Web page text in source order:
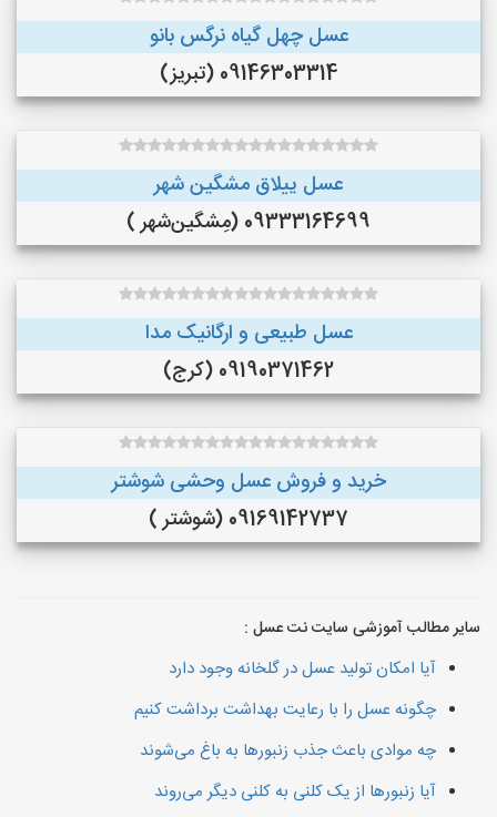
عسل چهل گیاه نرگس بانو
09146303314 (تبریز)
عسل ییلاق مشگین شهر
09333164699 (مِشگین‌شهر )
عسل طبیعی و ارگانیک مدا
09190371462 (کرج)
خرید و فروش عسل وحشی شوشتر
09169142737 (شوشتر )
سایر مطالب آموزشی سایت نت عسل :
آیا امکان تولید عسل در گلخانه وجود دارد
چگونه عسل را با رعایت بهداشت برداشت کنیم
چه موادی باعث جذب زنبورها به باغ می‌شوند
آیا زنبورها از یک کلنی به کلنی دیگر می‌روند